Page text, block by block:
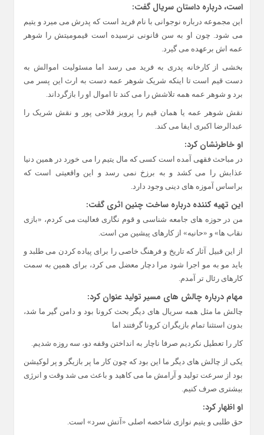
است، درباره داستان سریال گفت:
این مجموعه درباره نوجوانی با نام فرید است که پدرش می میرد و یتیم
می شود. چون او به سن قانونی نرسیده است قیمومیتش را شوهر
عمه اش برعهده می گیرد.
بخشی از کارخانه پدری به فرید می رسد اما مسئولیت اموالش به
دست قیم است تا اینکه شریک شوهر عمه دست به ارث این پسر می
برد و شوهر عمه همه تلاشش را می کند تا اموال او را بازگرداند.
نقش شوهر عمه یا همان قیم را پرویز فلاحی پور و نقش شریک را
عبدالرضا اکبری ایفا می کند.
او خاطرنشان کرد:
در مباحث فقهی آمده است کسی که مال یتیم را می خورد در همین دنیا
عذابش را می کشد و به برزخ نمی رسد و این واقعیتی است که
براساس آموزه های دینی وجود دارد.
این تهیه کننده درباره ساخت چنین اثری گفت:
من در حوزه های جامعه شناسی و قوم نگاری فعالیت می کردم، «بازی
نقاب ها» و «حانیه» از کارهای پیشین من است.
از این قبیل آثار که تاریخ و فرهنگ خاصی را برای پیاده کردن می طلبد و
باید مو به مو اجرا شود مرا دچار معضل می کرد، برای همین به سمت
کارهای رئال تر آمدم.
مهام درباره چالش های مسیر تولید عنوان کرد:
چالش ما مثل همه سریال های دیگر بحث کرونا بود و دامن گیر ما شد،
بدون استثنا تمام بازیگران کرونا گرفتند اما
کار را تعطیل نکردیم صرفا ناچار به انداختن وقفه دو، سه روزه شدیم.
یکی از چالش های دیگر ما این بود که چون کار ما پر بازیگر و پر لوکیشن
بود از سرعت تولید و آرامش ما می کاهید و باعث می شد وقت و انرژی
بیشتری صرف کنیم.
او اظهار کرد:
حق طلبی و یتیم نوازی شاخصه اصلی «آتش سرد» است.